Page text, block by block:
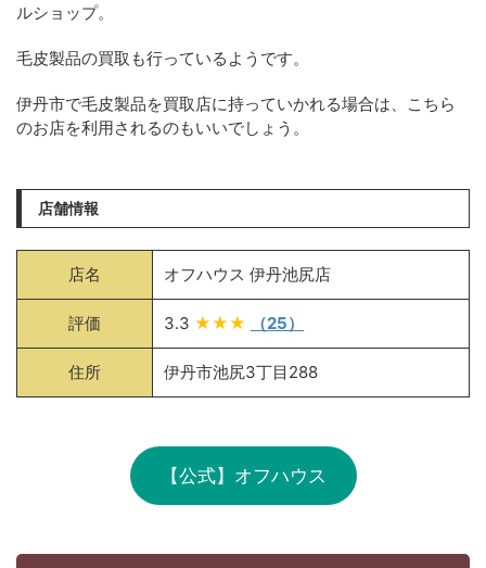
ルショップ。
毛皮製品の買取も行っているようです。
伊丹市で毛皮製品を買取店に持っていかれる場合は、こちら
のお店を利用されるのもいいでしょう。
店舗情報
店名 オフハウス 伊丹池尻店
評価 3.3 ★★★ （25）
住所 伊丹市池尻3丁目288
【公式】オフハウス